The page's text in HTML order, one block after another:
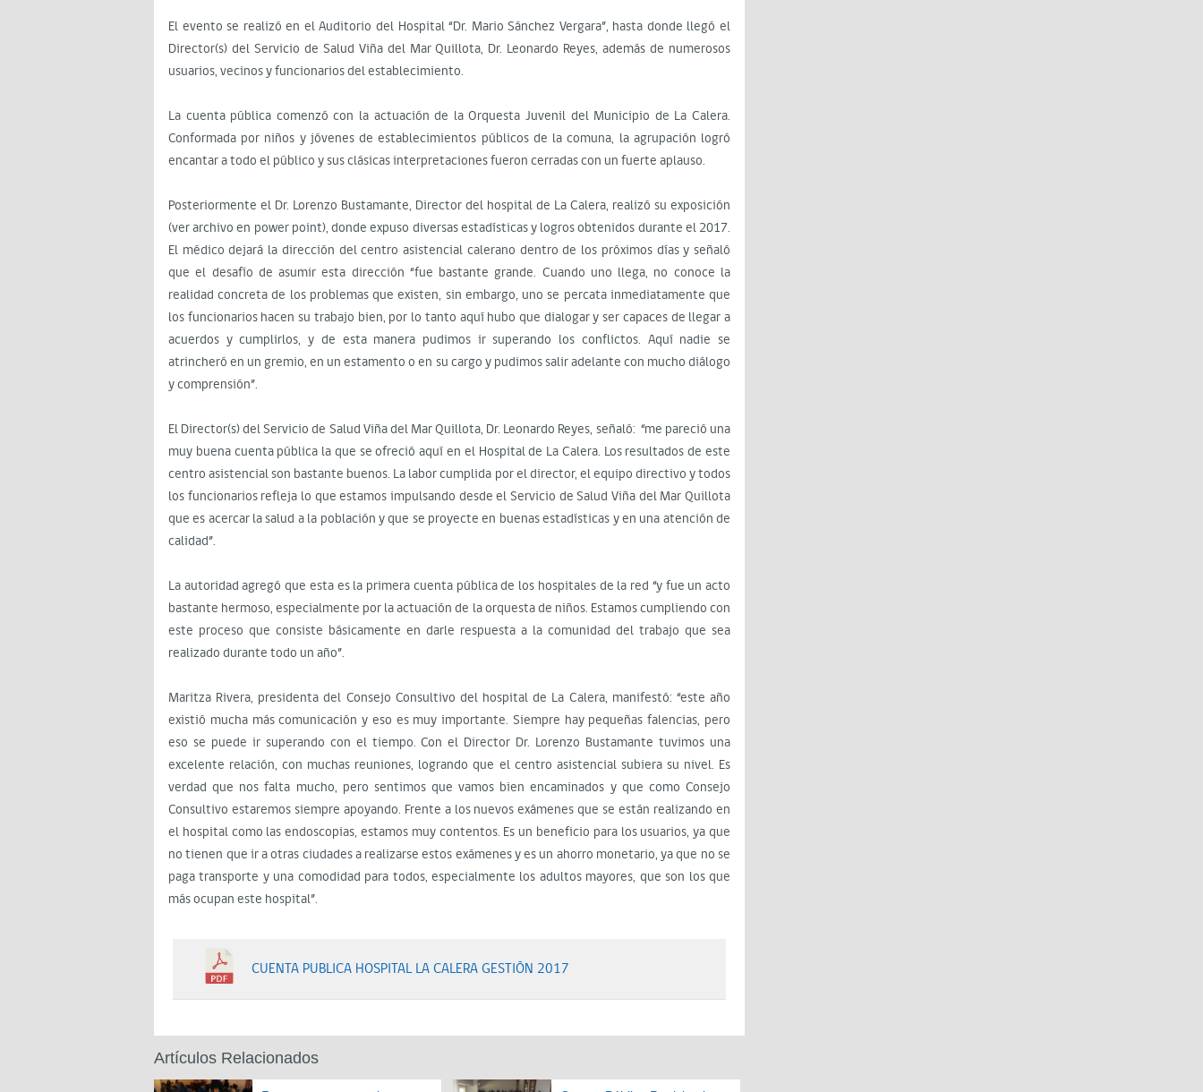
El evento se realizó en el Auditorio del Hospital “Dr. Mario Sánchez Vergara”, hasta donde llegó el
Director(s) del Servicio de Salud Viña del Mar Quillota, Dr. Leonardo Reyes, además de numerosos
usuarios, vecinos y funcionarios del establecimiento.
La cuenta pública comenzó con la actuación de la Orquesta Juvenil del Municipio de La Calera.
Conformada por niños y jóvenes de establecimientos públicos de la comuna, la agrupación logró
encantar a todo el público y sus clásicas interpretaciones fueron cerradas con un fuerte aplauso.
Posteriormente el Dr. Lorenzo Bustamante, Director del hospital de La Calera, realizó su exposición
(ver archivo en power point), donde expuso diversas estadísticas y logros obtenidos durante el 2017.
El médico dejará la dirección del centro asistencial calerano dentro de los próximos días y señaló
que el desafío de asumir esta dirección “fue bastante grande. Cuando uno llega, no conoce la
realidad concreta de los problemas que existen, sin embargo, uno se percata inmediatamente que
los funcionarios hacen su trabajo bien, por lo tanto aquí hubo que dialogar y ser capaces de llegar a
acuerdos y cumplirlos, y de esta manera pudimos ir superando los conflictos. Aquí nadie se
atrincheró en un gremio, en un estamento o en su cargo y pudimos salir adelante con mucho diálogo
y comprensión”.
El Director(s) del Servicio de Salud Viña del Mar Quillota, Dr. Leonardo Reyes, señaló: “me pareció una
muy buena cuenta pública la que se ofreció aquí en el Hospital de La Calera. Los resultados de este
centro asistencial son bastante buenos. La labor cumplida por el director, el equipo directivo y todos
los funcionarios refleja lo que estamos impulsando desde el Servicio de Salud Viña del Mar Quillota
que es acercar la salud a la población y que se proyecte en buenas estadísticas y en una atención de
calidad”.
La autoridad agregó que esta es la primera cuenta pública de los hospitales de la red “y fue un acto
bastante hermoso, especialmente por la actuación de la orquesta de niños. Estamos cumpliendo con
este proceso que consiste básicamente en darle respuesta a la comunidad del trabajo que sea
realizado durante todo un año”.
Maritza Rivera, presidenta del Consejo Consultivo del hospital de La Calera, manifestó: “este año
existió mucha más comunicación y eso es muy importante. Siempre hay pequeñas falencias, pero
eso se puede ir superando con el tiempo. Con el Director Dr. Lorenzo Bustamante tuvimos una
excelente relación, con muchas reuniones, logrando que el centro asistencial subiera su nivel. Es
verdad que nos falta mucho, pero sentimos que vamos bien encaminados y que como Consejo
Consultivo estaremos siempre apoyando. Frente a los nuevos exámenes que se están realizando en
el hospital como las endoscopias, estamos muy contentos. Es un beneficio para los usuarios, ya que
no tienen que ir a otras ciudades a realizarse estos exámenes y es un ahorro monetario, ya que no se
paga transporte y una comodidad para todos, especialmente los adultos mayores, que son los que
más ocupan este hospital”.
CUENTA PUBLICA HOSPITAL LA CALERA GESTIÓN 2017
Artículos Relacionados